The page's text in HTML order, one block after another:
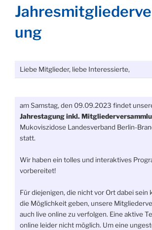
ung
Liebe Mitglieder, liebe Interessierte,
am Samstag, den 09.09.2023 findet
Jahrestagung inkl.
Mukoviszidose Landesverband Berlin-
statt.
Wir haben ein tolles und interaktives
vorbereitet!
Für diejenigen, die nicht vor Ort dabei sein
die Möglichkeit geben, unsere
auch live online zu verfolgen. Eine aktive
online leider nicht möglich. Um eine